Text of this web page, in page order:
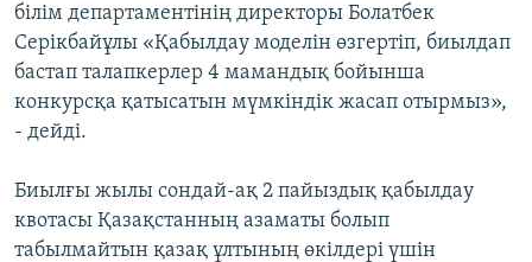
білім департаментінің директоры Болатбек
Серікбайұлы «Қабылдау моделін өзгертіп, биылдап
бастап талапкерлер 4 мамандық бойынша
конкурсқа қатысатын мүмкіндік жасап отырмыз»,
- дейді.
Биылғы жылы сондай-ақ 2 пайыздық қабылдау
квотасы Қазақстанның азаматы болып
табылмайтын қазақ ұлтының өкілдері үшін